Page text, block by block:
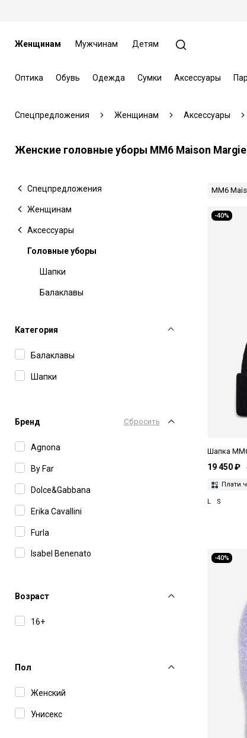
Женщинам Мужчинам Детям
Оптика Обувь Одежда Сумки Аксессуары
Спецпредложения Женщинам Аксессуары
Женские головные уборы MM6 Maison
Спецпредложения
Женщинам
Аксессуары
Головные уборы
Шапки
Балаклавы
Категория
Балаклавы
Шапки
Бренд Сбросить
Agnona
By Far
Dolce&Gabbana
Erika Cavallini
Furla
Isabel Benenato
MM6 Maison Margiela
MSGM
Возраст
16+
Пол
Женский
Унисекс
MM6
-40%
Шапка
19 450 ₽
Плати
L S
-40%